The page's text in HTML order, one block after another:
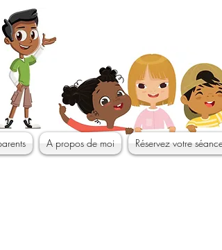
A propos de moi Réservez votre